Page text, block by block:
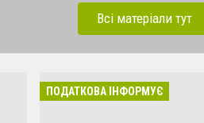
Всі матеріали тут
ПОДАТКОВА ІНФОРМУЄ